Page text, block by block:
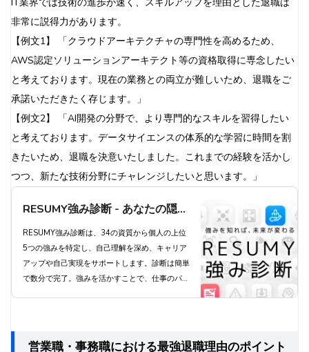
非常に説得力があります。
【例文1】 「クラウドアーキテクチャの専門性を高めるため、
AWS認定ソリューションアーキテクト等の資格取得に専念したい
と考えております。現在の業務との両立が難しいため、退職をご
承諾いただきたく存じます。」
【例文2】 「AI開発の分野で、より専門的なスキルを習得したい
と考えております。データサイエンスの体系的な学習に時間を割
きたいため、退職を決意いたしました。これまでの経験を活かし
つつ、新たな技術分野にチャレンジしたいと思います。」
RESUMY強み診断 - あなたの隠れ
た強みを発見し、キャリアアップ
を実現しよう
RESUMY強み診断は、34の資質から個人の上位
5つの強みを特定し、自己理解を深め、キャリア
アップや自己実現をサポートします。診断は簡単
で数分で完了。強みを活かすことで、仕事のパフ
レンジし、あなたの可能性を最大限に引き出しま
営業職・事務職における最強退職理由のポイント